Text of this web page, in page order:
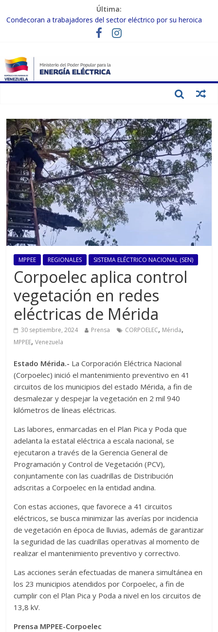
Última:
Condecoran a trabajadores del sector eléctrico por su heroica
labor tras el doble sismo del 24-J
Gobierno Nacional coordina acciones con el sector privado para
Inspeccionan trabajos de rehabilitación en instalaciones del SEN
en Carabobo
Gobierno Nacional activa plan preventivo para fortalecer el SEN
MPPEE REGIONALES SISTEMA ELÉCTRICO NACIONAL (SEN)
Corpoelec aplica control
vegetación en redes
eléctricas de Mérida
30 septiembre, 2024 Prensa CORPOELEC, Mérida,
MPPEE,Venezuela
Estado Mérida.- La Corporación Eléctrica Nacional
(Corpoelec) inició el mantenimiento preventivo en 41
circuitos de los municipios del estado Mérida, a fin de
desmalezar y despejar la vegetación en 2 mil 940
kilómetros de líneas eléctricas.
Las labores, enmarcadas en el Plan Pica y Poda que
adelanta la estatal eléctrica a escala nacional, se
ejecutaron a través de la Gerencia General de
Programación y Control de Vegetación (PCV),
conjuntamente con las cuadrillas de Distribución
adscritas a Corpoelec en la entidad andina.
Con estas acciones, que favorece a 41 circuitos
eléctricos, se busca minimizar las averías por incidencia
de vegetación en época de lluvias, además de garantizar
la seguridad de las cuadrillas operativas al momento de
realizar el mantenimiento preventivo y correctivo.
Las acciones serán efectuadas de manera simultánea en
los 23 municipios atendidos por Corpoelec, a fin de
cumplir con el Plan Pica y Poda a nivel en los circuitos de
13,8 kV.
Prensa MPPEE-Corpoelec